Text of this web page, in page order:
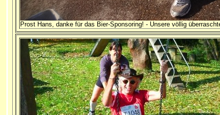
Prost Hans, danke für das Bier-Sponsoring! - Unsere völlig